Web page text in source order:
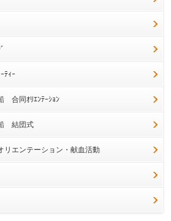
ﾃｨｰ
合同ｵﾘｴﾝﾃｰｼｮﾝ
結団式
エンテーション・献血活動